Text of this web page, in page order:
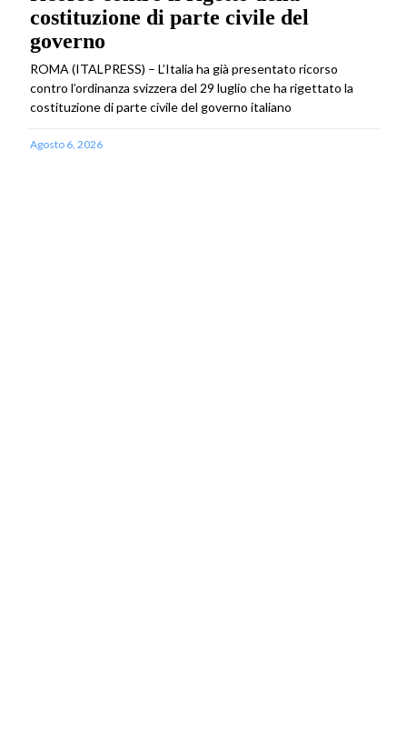
costituzione di parte civile del
governo
ROMA (ITALPRESS) – L’Italia ha già presentato ricorso
contro l’ordinanza svizzera del 29 luglio che ha rigettato la
costituzione di parte civile del governo italiano
Agosto 6, 2026